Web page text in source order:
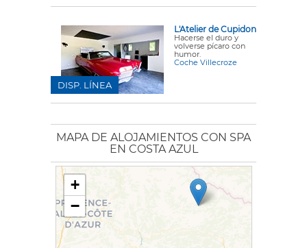
L'Atelier de Cupidon
Hacerse el duro y
volverse pícaro con
humor.
Coche Villecroze
DISP. LÍNEA
MAPA DE ALOJAMIENTOS CON SPA
EN COSTA AZUL
+
−